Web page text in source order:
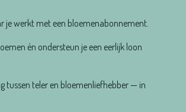
je werkt met een bloemenabonnement.
én ondersteun je een eerlijk loon
tussen teler en bloemenliefhebber — in